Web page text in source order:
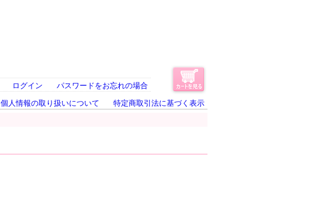
ログイン
パスワードをお忘れの場合
個人情報の取り扱いについて 特定商取引法に基づく表示